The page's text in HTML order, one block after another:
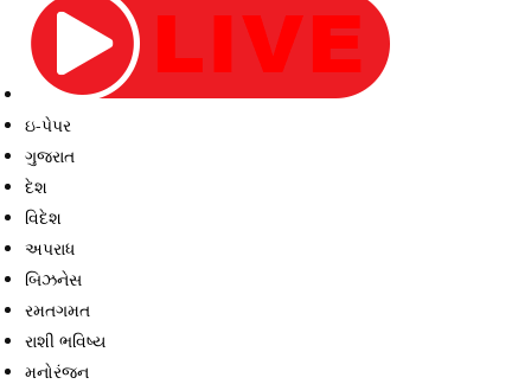
ઇ-પેપર
ગુજરાત
દેશ
વિદેશ
અપરાધ
બિઝનેસ
રમતગમત
રાશી ભવિષ્ય
મનોરંજન